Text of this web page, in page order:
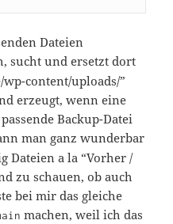
Dateien
sucht und ersetzt dort
content/uploads/”
erzeugt, wenn eine
Backup-Datei
man ganz wunderbar
Dateien a la “Vorher /
zu schauen, ob auch
bei mir das gleiche
machen, weil ich das